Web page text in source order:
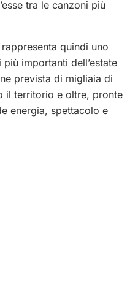
tra le canzoni più
quindi uno
importanti dell’estate
prevista di migliaia di
il territorio e oltre, pronte
energia, spettacolo e